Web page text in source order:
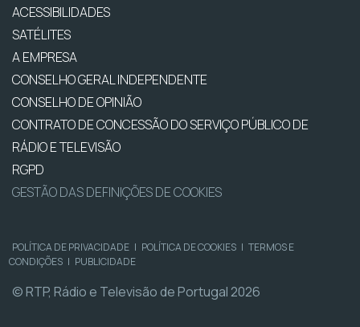
ACESSIBILIDADES
SATÉLITES
A EMPRESA
CONSELHO GERAL INDEPENDENTE
CONSELHO DE OPINIÃO
CONTRATO DE CONCESSÃO DO SERVIÇO PÚBLICO DE
RÁDIO E TELEVISÃO
RGPD
GESTÃO DAS DEFINIÇÕES DE COOKIES
POLÍTICA DE PRIVACIDADE | POLÍTICA DE COOKIES | TERMOS E
CONDIÇÕES | PUBLICIDADE
© RTP, Rádio e Televisão de Portugal 2026